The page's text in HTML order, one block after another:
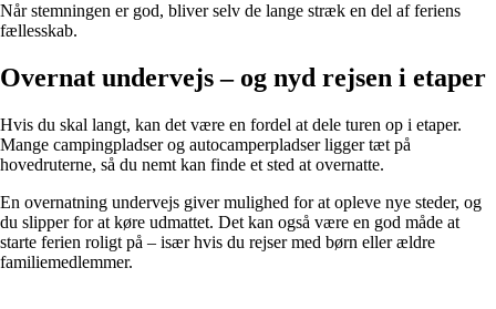
Når stemningen er god, bliver selv de lange stræk en del af feriens
fællesskab.
Overnat undervejs – og nyd rejsen i etaper
Hvis du skal langt, kan det være en fordel at dele turen op i etaper.
Mange campingpladser og autocamperpladser ligger tæt på
hovedruterne, så du nemt kan finde et sted at overnatte.
En overnatning undervejs giver mulighed for at opleve nye steder, og
du slipper for at køre udmattet. Det kan også være en god måde at
starte ferien roligt på – især hvis du rejser med børn eller ældre
familiemedlemmer.